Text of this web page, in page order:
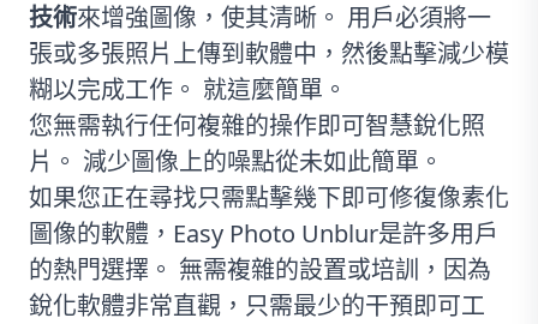
技術來增強圖像，使其清晰。 用戶必須將一
張或多張照片上傳到軟體中，然後點擊減少模
糊以完成工作。 就這麼簡單。
您無需執行任何複雜的操作即可智慧銳化照
片。 減少圖像上的噪點從未如此簡單。
如果您正在尋找只需點擊幾下即可修復像素化
圖像的軟體，Easy Photo Unblur是許多用戶
的熱門選擇。 無需複雜的設置或培訓，因為
銳化軟體非常直觀，只需最少的干預即可工